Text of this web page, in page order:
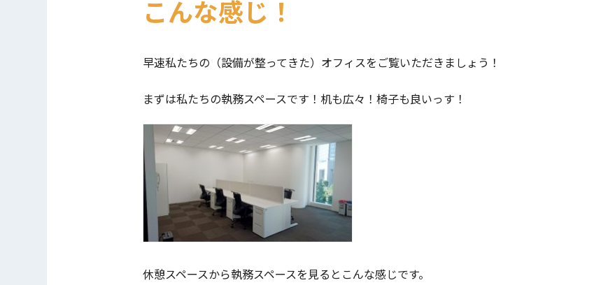
こんな感じ！
早速私たちの（設備が整ってきた）オフィスをご覧いただきましょう！
まずは私たちの執務スペースです！机も広々！椅子も良いっす！
休憩スペースから執務スペースを見るとこんな感じです。